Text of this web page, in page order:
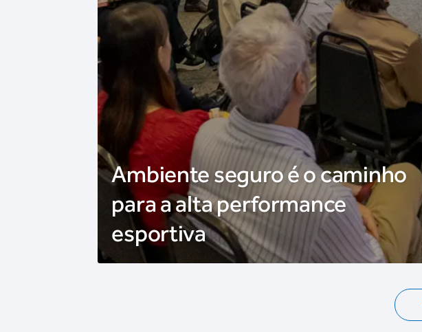
Ambiente seguro é o caminho
para a alta performance
esportiva